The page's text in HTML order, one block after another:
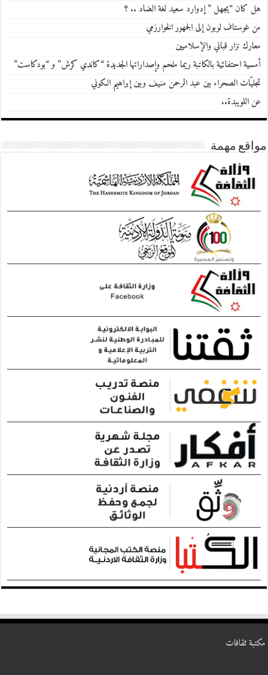
هل كان “يجهل ” إدوارد سعيد لغة الضاد .. ؟
من غوستاف لوبون إلى الجمهور الخوارزمي
معارك نزار قباني والإسلاميين
أمسية احتفائية بالكاتبة ريما ملحم وإصداراتها الجديدة “كاندي كرش” و “بودكاست”
تجليّات الصحراء بين عبد الرحمن منيف وبين إبراهيم الكوني
عن اللويبدة..
مواقع مهمة
مكتبة ثقافات